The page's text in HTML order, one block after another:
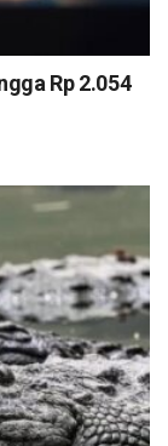
Rp 2.054